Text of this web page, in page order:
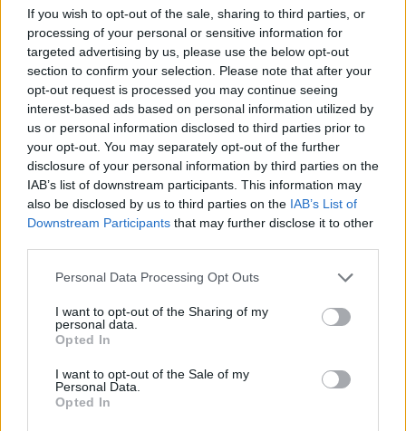
If you wish to opt-out of the sale, sharing to third parties, or
processing of your personal or sensitive information for
targeted advertising by us, please use the below opt-out
section to confirm your selection. Please note that after your
opt-out request is processed you may continue seeing
interest-based ads based on personal information utilized by
us or personal information disclosed to third parties prior to
your opt-out. You may separately opt-out of the further
disclosure of your personal information by third parties on the
IAB’s list of downstream participants. This information may
also be disclosed by us to third parties on the IAB’s List of
Downstream Participants that may further disclose it to other
Please note that this website/app uses one or more Google
not limited to your visit or usage behaviour. You may click to
grant or deny consent to Google and its third-party tags to
use your data for below specified purposes in below Google
consent section.
Personal Data Processing Opt Outs
I want to opt-out of the Sharing of my
personal data.
Opted In
I want to opt-out of the Sale of my
Personal Data.
Opted In
συσχετιστεί εμμέσως με το πρόσωπό μου δεν
συνιστά παράνομη ενέργεια, ούτε προκάλεσε
οποιαδήποτε ζημία, έστω και ελάχιστη, στα
εθνικά ή ευρωπαϊκά κονδύλια.
Για να μην υπάρξουν, ωστόσο, κενά ή αμφιβολίες
στο πρόσωπό μου, πρόκειται να προχωρήσω την
όλη διαδικασία μέχρι τέλους, ζητώντας αρχικά
την άρση της ασυλίας μου, ώστε να λάμψει η
αλήθεια. Θα κινηθώ και σε αυτή την περίπτωση
όπως κάνω πάντα, με ειλικρίνεια, ακεραιότητα και
διαφάνεια. Αυτές είναι οι αρχές που επιτάσσει το
πολιτικό και προσωπικό μου ήθος. Αυτές είναι
πολιτική μου πορεία αλλά και στην προσωπική
μου ζωή.
Βρίσκομαι δίπλα σε όλους, ανεξαιρέτως, τους
συμπολίτες μου, έχω συνέχεια την πόρτα μου
ανοιχτή σε όσους έχουν ανάγκη και για κάθε
πρόβλημά τους. Βοηθάω και υπηρετώ τον τόπο